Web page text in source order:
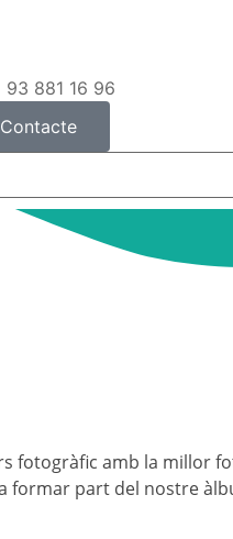
93 881 16 96
Contacte
amb la millor
formar part del nostre